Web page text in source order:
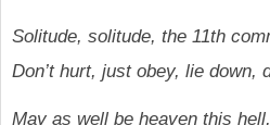
Solitude, solitude, the 11th
Don’t hurt, just obey, lie down,
May as well be heaven this